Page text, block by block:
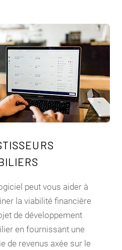
peut vous aider à
la viabilité financière
de développement
en fournissant une
de revenus axée sur le